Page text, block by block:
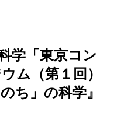
学「東京コン
ム（第１回）
ち」の科学』